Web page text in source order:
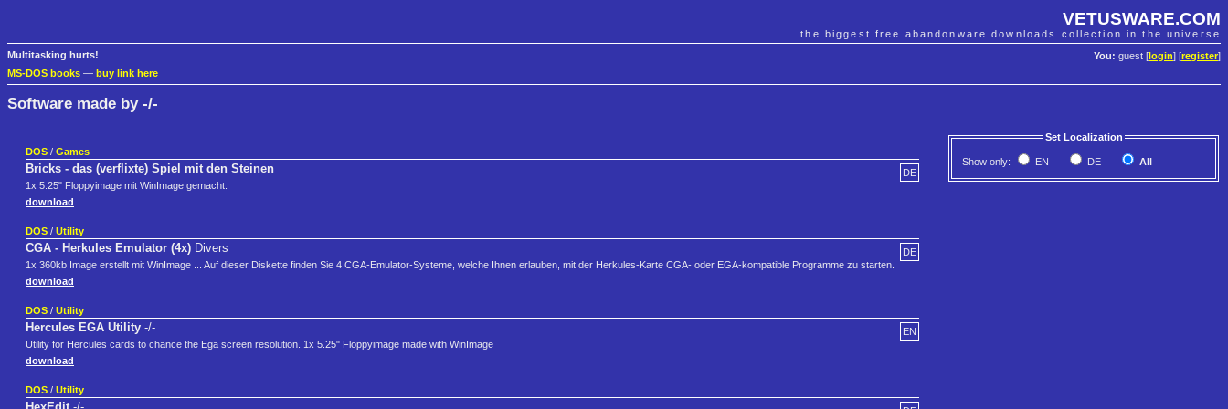
VETUSWARE.COM
the biggest free abandonware downloads collection in the universe
You: guest [ login] [register]
Multitasking hurts!
MS-DOS books — buy link here
Software made by -/-
Set Localization
Show only: EN DE All
DOS / Games
DE
Bricks - das (verflixte) Spiel mit den Steinen
1x 5.25" Floppyimage mit WinImage gemacht.
download
DOS / Utility
DE
CGA - Herkules Emulator (4x) Divers
1x 360kb Image erstellt mit WinImage ... Auf dieser Diskette finden Sie 4 CGA-Emulator-Systeme, welche Ihnen erlauben, mit der Herkules-Karte CGA- oder EGA-kompatible Programme zu starten.
download
DOS / Utility
EN
Hercules EGA Utility -/-
Utility for Hercules cards to chance the Ega screen resolution. 1x 5.25" Floppyimage made with WinImage
download
DOS / Utility